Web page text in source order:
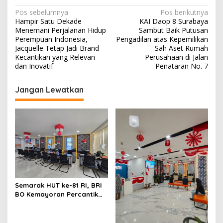
N
a
v
i
g
a
s
i
o
s
Pos sebelumnya
Hampir Satu Dekade
Menemani Perjalanan Hidup
Perempuan Indonesia,
Jacquelle Tetap Jadi Brand
Kecantikan yang Relevan
dan Inovatif
Pos berikutnya
KAI Daop 8 Surabaya
Sambut Baik Putusan
Pengadilan atas Kepemilikan
Sah Aset Rumah
Perusahaan di Jalan
Penataran No. 7
Jangan Lewatkan
Semarak HUT ke-81 RI, BRI
BO Kemayoran Percantik